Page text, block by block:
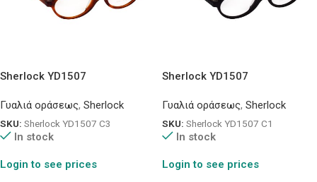
Sherlock YD1507
Γυαλιά οράσεως, Sherlock
SKU: Sherlock YD1507 C3
In stock
Login to see prices
Sherlock YD1507
Γυαλιά οράσεως, Sherlock
SKU: Sherlock YD1507 C1
In stock
Login to see prices